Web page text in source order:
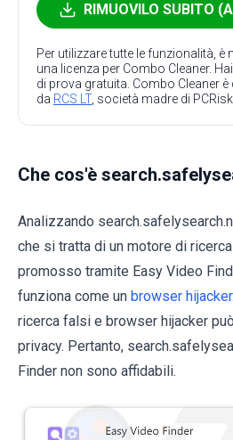
RIMUOVILO SUBITO
Per utilizzare tutte le funzionalità,
una licenza per Combo Cleaner.
di prova gratuita. Combo Cleaner
da RCS LT, società madre di PCRisk.
Che cos'è
Analizzando
che si tratta di un motore di
promosso tramite Easy Video
funziona come un browser hijacker
ricerca falsi e browser hijacker
privacy. Pertanto,
Finder non sono affidabili.